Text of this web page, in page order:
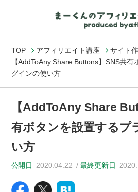
TOP アフィリエイト講座
サイト
【AddToAny Share Buttons】SNS共有
グインの使い方
【AddToAny Share
有ボタンを設置するプ
い方
公開日 2020.04.22 最終更新日